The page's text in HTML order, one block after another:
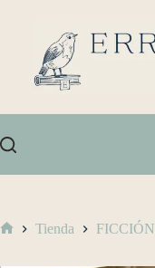
Tienda FICCIÓN